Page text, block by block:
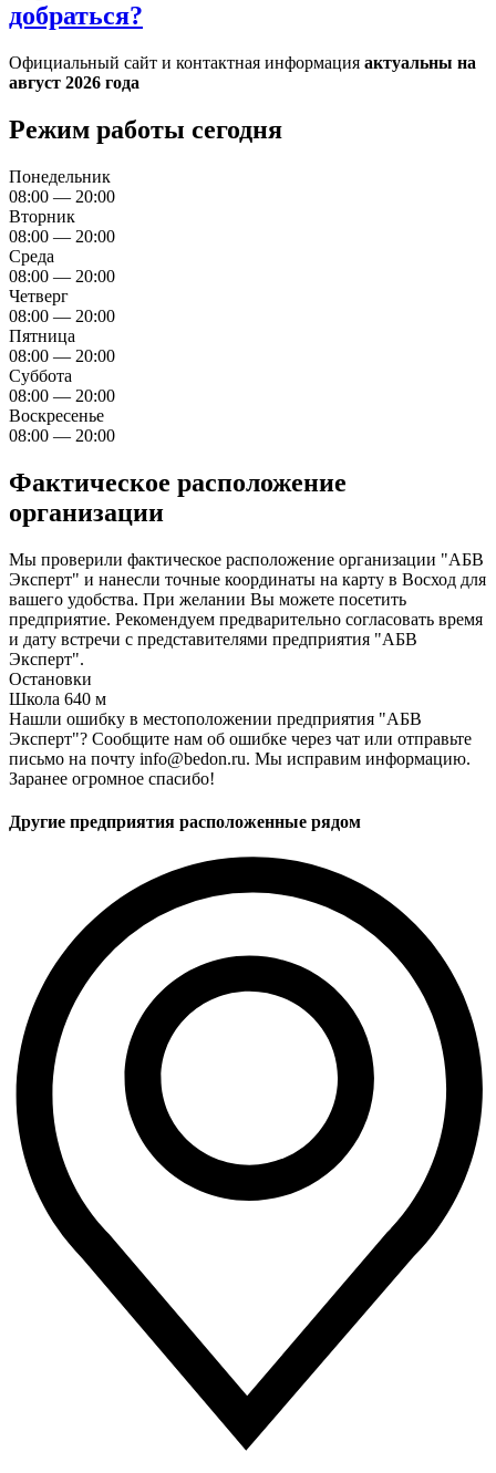
добраться?
Официальный сайт и контактная информация актуальны на
август 2026 года
Режим работы сегодня
Понедельник
08:00 — 20:00
Вторник
08:00 — 20:00
Среда
08:00 — 20:00
Четверг
08:00 — 20:00
Пятница
08:00 — 20:00
Суббота
08:00 — 20:00
Воскресенье
08:00 — 20:00
Фактическое расположение
организации
Мы проверили фактическое расположение организации "АБВ
Эксперт" и нанесли точные координаты на карту в Восход для
вашего удобства. При желании Вы можете посетить
предприятие. Рекомендуем предварительно согласовать время
и дату встречи с представителями предприятия "АБВ
Эксперт".
Остановки
Школа 640 м
Нашли ошибку в местоположении предприятия "АБВ
Эксперт"? Сообщите нам об ошибке через чат или отправьте
письмо на почту info@bedon.ru. Мы исправим информацию.
Заранее огромное спасибо!
Другие предприятия расположенные рядом